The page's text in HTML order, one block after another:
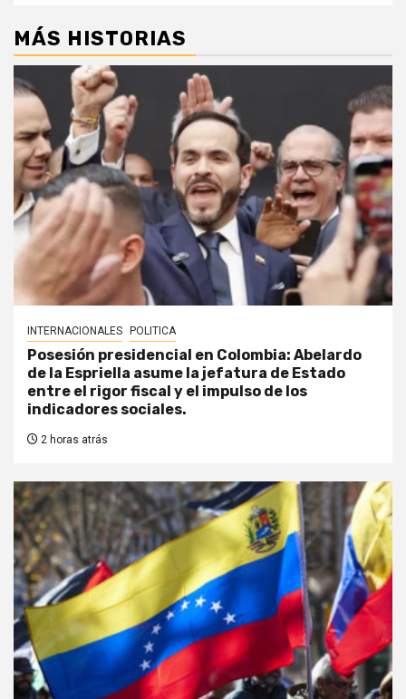
MÁS HISTORIAS
INTERNACIONALES POLITICA
Posesión presidencial en Colombia: Abelardo
de la Espriella asume la jefatura de Estado
entre el rigor fiscal y el impulso de los
indicadores sociales.
2 horas atrás